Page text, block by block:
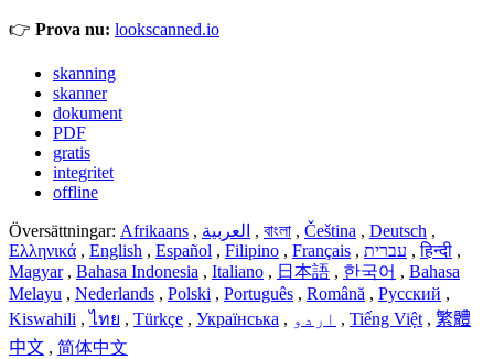
👉 Prova nu: lookscanned.io
skanning
skanner
dokument
PDF
gratis
integritet
offline
Översättningar: Afrikaans , العربية , বাংলা , Čeština , Deutsch ,
Ελληνικά , English , Español , Filipino , Français , עברית ,हिन्दी ,
Magyar , Bahasa Indonesia , Italiano , 日本語 , 한국어 , Bahasa
Melayu , Nederlands , Polski , Português , Română , Русский ,
Kiswahili ,ไทย , Türkçe , Українська , اردو , Tiếng Việt , 繁體
中文 , 简体中文